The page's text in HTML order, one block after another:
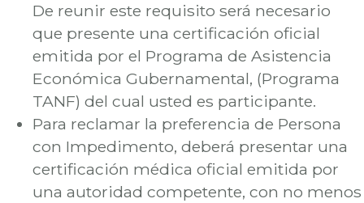
De reunir este requisito será necesario
que presente una certificación oficial
emitida por el Programa de Asistencia
Económica Gubernamental, (Programa
TANF) del cual usted es participante.
Para reclamar la preferencia de Persona
con Impedimento, deberá presentar una
certificación médica oficial emitida por
una autoridad competente, con no menos